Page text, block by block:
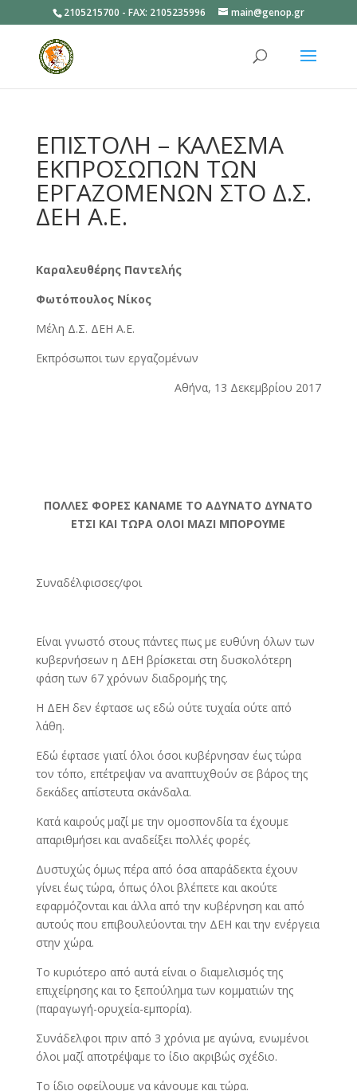
2105215700 - FAX: 2105235996 main@genop.gr
ΕΠΙΣΤΟΛΗ – ΚΑΛΕΣΜΑ
ΕΚΠΡΟΣΩΠΩΝ ΤΩΝ
ΕΡΓΑΖΟΜΕΝΩΝ ΣΤΟ Δ.Σ.
ΔΕΗ Α.Ε.
Καραλευθέρης Παντελής
Φωτόπουλος Νίκος
Μέλη Δ.Σ. ΔΕΗ Α.Ε.
Εκπρόσωποι των εργαζομένων
Αθήνα, 13 Δεκεμβρίου 2017
ΠΟΛΛΕΣ ΦΟΡΕΣ ΚΑΝΑΜΕ ΤΟ ΑΔΥΝΑΤΟ ΔΥΝΑΤΟ
ΕΤΣΙ ΚΑΙ ΤΩΡΑ ΟΛΟΙ ΜΑΖΙ ΜΠΟΡΟΥΜΕ
Συναδέλφισσες/φοι
Είναι γνωστό στους πάντες πως με ευθύνη όλων των
κυβερνήσεων η ΔΕΗ βρίσκεται στη δυσκολότερη
φάση των 67 χρόνων διαδρομής της.
Η ΔΕΗ δεν έφτασε ως εδώ ούτε τυχαία ούτε από
λάθη.
Εδώ έφτασε γιατί όλοι όσοι κυβέρνησαν έως τώρα
τον τόπο, επέτρεψαν να αναπτυχθούν σε βάρος της
δεκάδες απίστευτα σκάνδαλα.
Κατά καιρούς μαζί με την ομοσπονδία τα έχουμε
απαριθμήσει και αναδείξει πολλές φορές.
Δυστυχώς όμως πέρα από όσα απαράδεκτα έχουν
γίνει έως τώρα, όπως όλοι βλέπετε και ακούτε
εφαρμόζονται και άλλα από την κυβέρνηση και από
αυτούς που επιβουλεύονται την ΔΕΗ και την ενέργεια
στην χώρα.
Το κυριότερο από αυτά είναι ο διαμελισμός της
επιχείρησης και το ξεπούλημα των κομματιών της
(παραγωγή-ορυχεία-εμπορία).
Συνάδελφοι πριν από 3 χρόνια με αγώνα, ενωμένοι
όλοι μαζί αποτρέψαμε το ίδιο ακριβώς σχέδιο.
Το ίδιο οφείλουμε να κάνουμε και τώρα.